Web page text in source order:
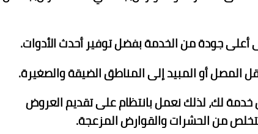
جودة من الخدمة بفضل توفير أحدث الأدوات.
المصل أو المبيد إلى المناطق الضيقة والصغيرة.
لك، لذلك نعمل بانتظام على تقديم العروض
من الحشرات والقوارض المزعجة.